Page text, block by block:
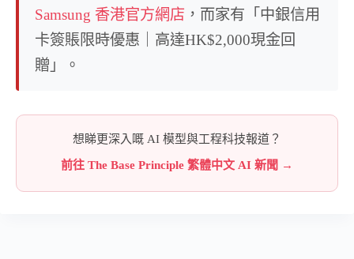
Samsung 香港官方網店 ，而家有「中銀信用
卡簽賬限時優惠｜高達HK$2,000現金回
贈」。
想睇更深入嘅 AI 模型與工程科技報道？
前往 The Base Principle 繁體中文 AI 新聞 →